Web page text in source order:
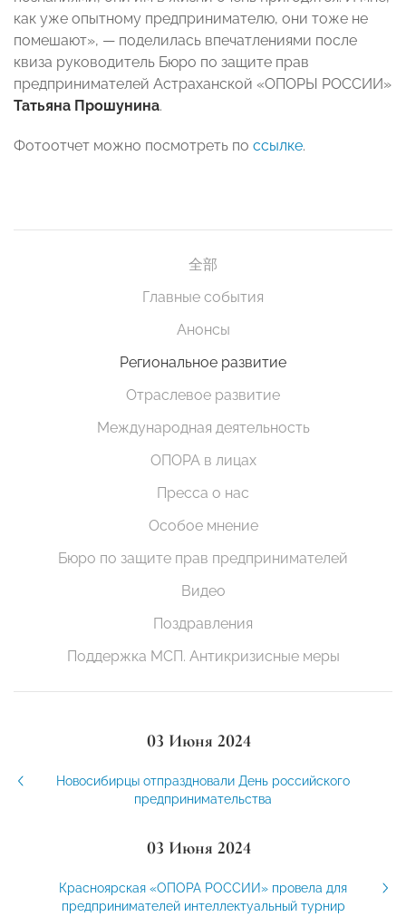
как уже опытному предпринимателю, они тоже не
помешают», — поделилась впечатлениями после
квиза руководитель Бюро по защите прав
предпринимателей Астраханской «ОПОРЫ РОССИИ»
Татьяна Прошунина.
Фотоотчет можно посмотреть по ссылке.
全部
Главные события
Анонсы
Региональное развитие
Отраслевое развитие
Международная деятельность
ОПОРА в лицах
Пресса о нас
Особое мнение
Бюро по защите прав предпринимателей
Видео
Поздравления
Поддержка МСП. Антикризисные меры
03 Июня 2024
Новосибирцы отпраздновали День российского
предпринимательства
03 Июня 2024
Красноярская «ОПОРА РОССИИ» провела для
предпринимателей интеллектуальный турнир